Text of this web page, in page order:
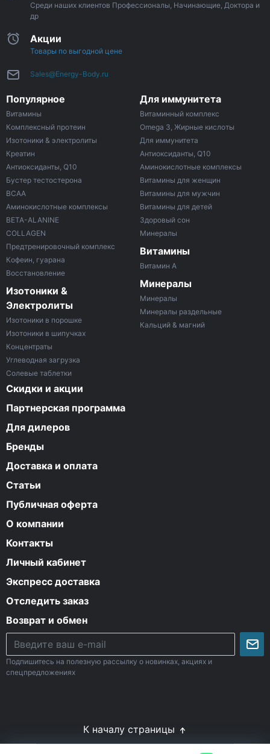
Среди наших клиентов Профессионалы, Начинающие, Доктора и
др
Акции
Товары по выгодной цене
Sales@Energy-Body.ru
Популярное
Витамины
Комплексный протеин
Изотоники & электролиты
Креатин
Антиоксиданты, Q10
Бустер тестостерона
ВСАА
Аминокислотные комплексы
BETA-ALANINE
COLLAGEN
Предтренировочный комплекс
Кофеин, гуарана
Восстановление
Изотоники &
Электролиты
Изотоники в порошке
Изотоники в шипучках
Концентраты
Углеводная загрузка
Солевые таблетки
Для иммунитета
Витаминный комплекс
Omega 3, Жирные кислоты
Для иммунитета
Антиоксиданты, Q10
Аминокислотные комплексы
Витамины для женщин
Витамины для мужчин
Витамины для детей
Здоровый сон
Минералы
Витамины
Витамин A
Минералы
Минералы
Минералы раздельные
Кальций & магний
Скидки и акции
Партнерская программа
Для дилеров
Бренды
Доставка и оплата
Статьи
Публичная оферта
О компании
Контакты
Личный кабинет
Экспресс доставка
Отследить заказ
Возврат и обмен
Подпишитесь на полезную рассылку о новинках, акциях и
спецпредложениях
К началу страницы